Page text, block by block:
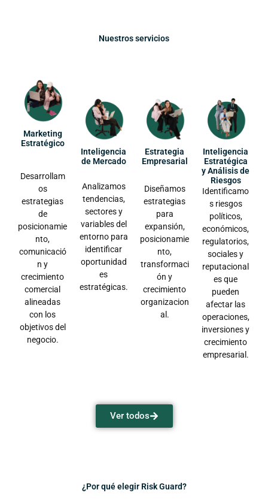
Nuestros servicios
Marketing
Estratégico
Desarrollam
os
estrategias
de
posicionamie
nto,
comunicació
n y
crecimiento
comercial
alineadas
con los
objetivos del
negocio.
Inteligencia
de Mercado
Analizamos
tendencias,
sectores y
variables del
entorno para
identificar
oportunidad
es
estratégicas.
Estrategia
Empresarial
Diseñamos
estrategias
para
expansión,
posicionamie
nto,
transformaci
ón y
crecimiento
organizacion
al.
Inteligencia
Estratégica
y Análisis de
Riesgos
Identificamo
s riesgos
políticos,
económicos,
regulatorios,
sociales y
reputacional
es que
pueden
afectar las
operaciones,
inversiones y
crecimiento
empresarial.
Ver todos
¿Por qué elegir Risk Guard?